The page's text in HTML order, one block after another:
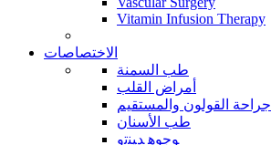
Vitamin Infusion Therapy
الاختصاصات
طب السمنة
أمراض القلب
جراحة القولون والمستقيم
طب الأسنان
ﻮﺟﻮﻫ ﺪﻴﻨﺗﻭ